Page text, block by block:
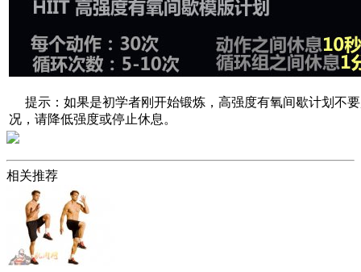
提示：如果是初学者刚开始锻炼，高强度有氧间歇计划不
况，请降低强度或停止休息。
相关推荐